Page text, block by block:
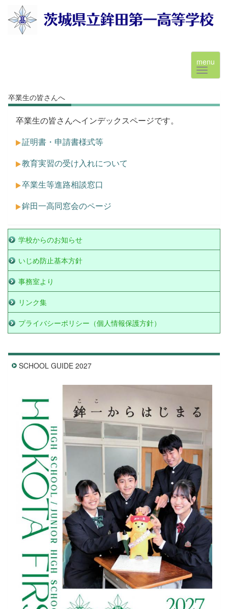
menu
卒業生の皆さんへ
卒業生の皆さんへインデックスページです。
証明書・申請書様式等
教育実習の受け入れについて
卒業生等進路相談窓口
鉾田一高同窓会のページ
学校からのお知らせ
いじめ防止基本方針
事務室より
リンク集
プライバシーポリシー（個人情報保護方針）
SCHOOL GUIDE 2027